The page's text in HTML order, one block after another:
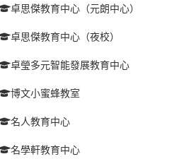
卓思傑教育中心（元朗中心）
卓思傑教育中心（夜校）
卓瑩多元智能發展教育中心
博文小蜜蜂教室
名人教育中心
名學軒教育中心